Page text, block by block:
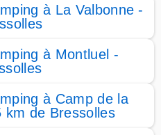
à La Valbonne -
à Montluel -
à Camp de la
km de Bressolles